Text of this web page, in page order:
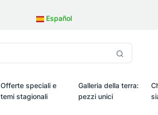
Español
Offerte speciali e
temi stagionali
Galleria della terra:
pezzi unici